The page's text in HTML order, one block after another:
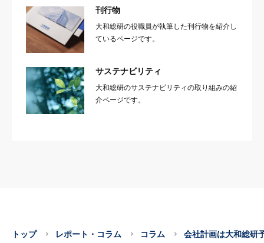
刊行物
大和総研の役職員が執筆した刊行物を紹介し
ているページです。
サステナビリティ
大和総研のサステナビリティの取り組みの紹
介ページです。
トップ レポート・コラム コラム 会社計画は大和総研